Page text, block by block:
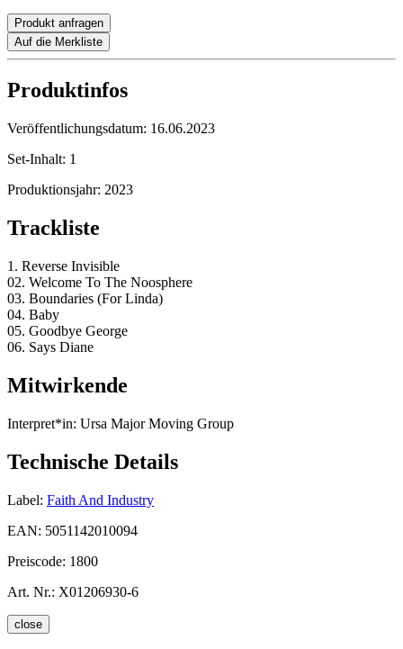
Produkt anfragen
Auf die Merkliste
Produktinfos
Veröffentlichungsdatum: 16.06.2023
Set-Inhalt: 1
Produktionsjahr: 2023
Trackliste
1. Reverse Invisible
02. Welcome To The Noosphere
03. Boundaries (For Linda)
04. Baby
05. Goodbye George
06. Says Diane
Mitwirkende
Interpret*in: Ursa Major Moving Group
Technische Details
Label: Faith And Industry
EAN: 5051142010094
Preiscode: 1800
Art. Nr.: X01206930-6
close